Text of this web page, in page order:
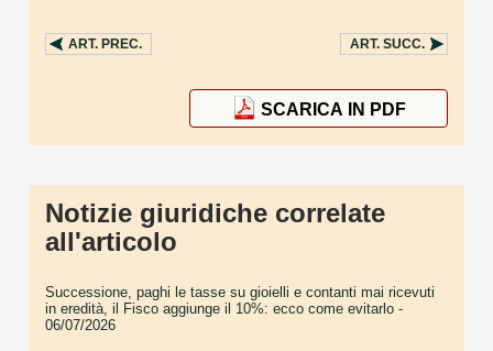
ART. PREC. ART. SUCC.
SCARICA IN PDF
Notizie giuridiche correlate
all'articolo
Successione, paghi le tasse su gioielli e contanti mai ricevuti
in eredità, il Fisco aggiunge il 10%: ecco come evitarlo -
06/07/2026